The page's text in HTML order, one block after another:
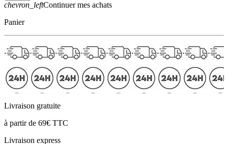
chevron_leftContinuer mes achats
Panier
Livraison gratuite
à partir de 69€ TTC
Livraison express